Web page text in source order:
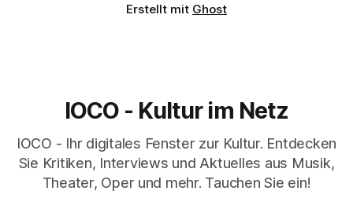
Erstellt mit Ghost
IOCO - Kultur im Netz
IOCO - Ihr digitales Fenster zur Kultur. Entdecken
Sie Kritiken, Interviews und Aktuelles aus Musik,
Theater, Oper und mehr. Tauchen Sie ein!